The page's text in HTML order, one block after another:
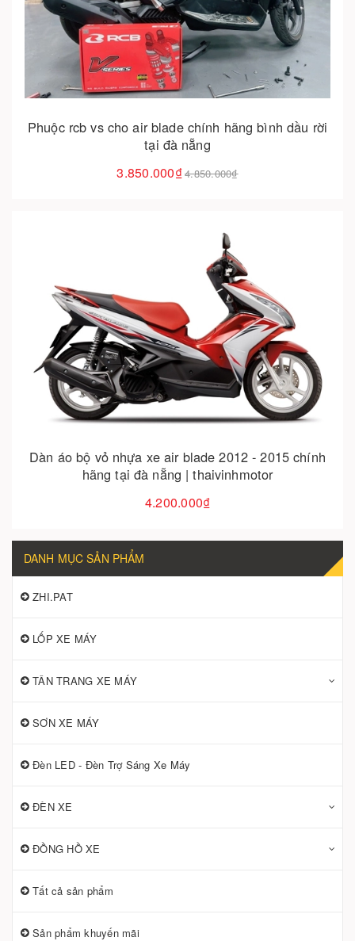
Phuộc rcb vs cho air blade chính hãng bình dầu rời
tại đà nẵng
3.850.000₫4.850.000₫
Cho vào giỏ hàng
Dàn áo bộ vỏ nhựa xe air blade 2012 - 2015 chính
hãng tại đà nẵng | thaivinhmotor
4.200.000₫
Cho vào giỏ hàng
DANH MỤC SẢN PHẨM
ZHI.PAT
LỐP XE MÁY
TÂN TRANG XE MÁY
SƠN XE MÁY
Đèn LED - Đèn Trợ Sáng Xe Máy
ĐÈN XE
ĐỒNG HỒ XE
Tất cả sản phẩm
Sản phẩm khuyến mãi